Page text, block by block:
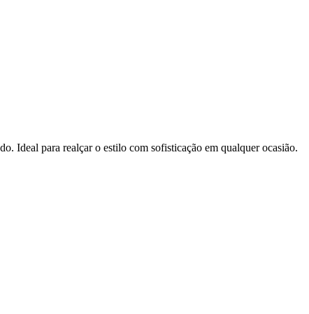
Ideal para realçar o estilo com sofisticação em qualquer ocasião.